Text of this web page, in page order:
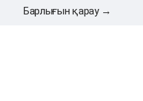
Барлығын қарау →